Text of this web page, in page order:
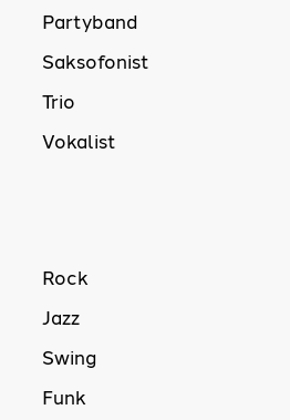
Partyband
Saksofonist
Trio
Vokalist
Rock
Jazz
Swing
Funk